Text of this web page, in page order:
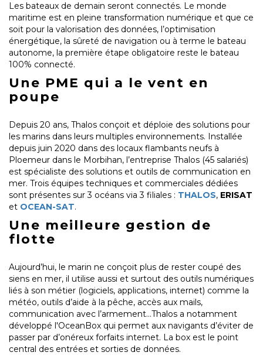
Les bateaux de demain seront connectés. Le monde
maritime est en pleine transformation numérique et que ce
soit pour la valorisation des données, l’optimisation
énergétique, la sûreté de navigation ou à terme le bateau
autonome, la première étape obligatoire reste le bateau
100% connecté.
Une PME qui a le vent en
poupe
Depuis 20 ans, Thalos conçoit et déploie des solutions pour
les marins dans leurs multiples environnements. Installée
depuis juin 2020 dans des locaux flambants neufs à
Ploemeur dans le Morbihan, l’entreprise Thalos (45 salariés)
est spécialiste des solutions et outils de communication en
mer. Trois équipes techniques et commerciales dédiées
sont présentes sur 3 océans via 3 filiales : THALOS, ERISAT
et OCEAN-SAT.
Une meilleure gestion de
flotte
Aujourd’hui, le marin ne conçoit plus de rester coupé des
siens en mer, il utilise aussi et surtout des outils numériques
liés à son métier (logiciels, applications, internet) comme la
météo, outils d’aide à la pêche, accès aux mails,
communication avec l’armement…Thalos a notamment
développé l'OceanBox qui permet aux navigants d’éviter de
passer par d’onéreux forfaits internet. La box est le point
central des entrées et sorties de données.